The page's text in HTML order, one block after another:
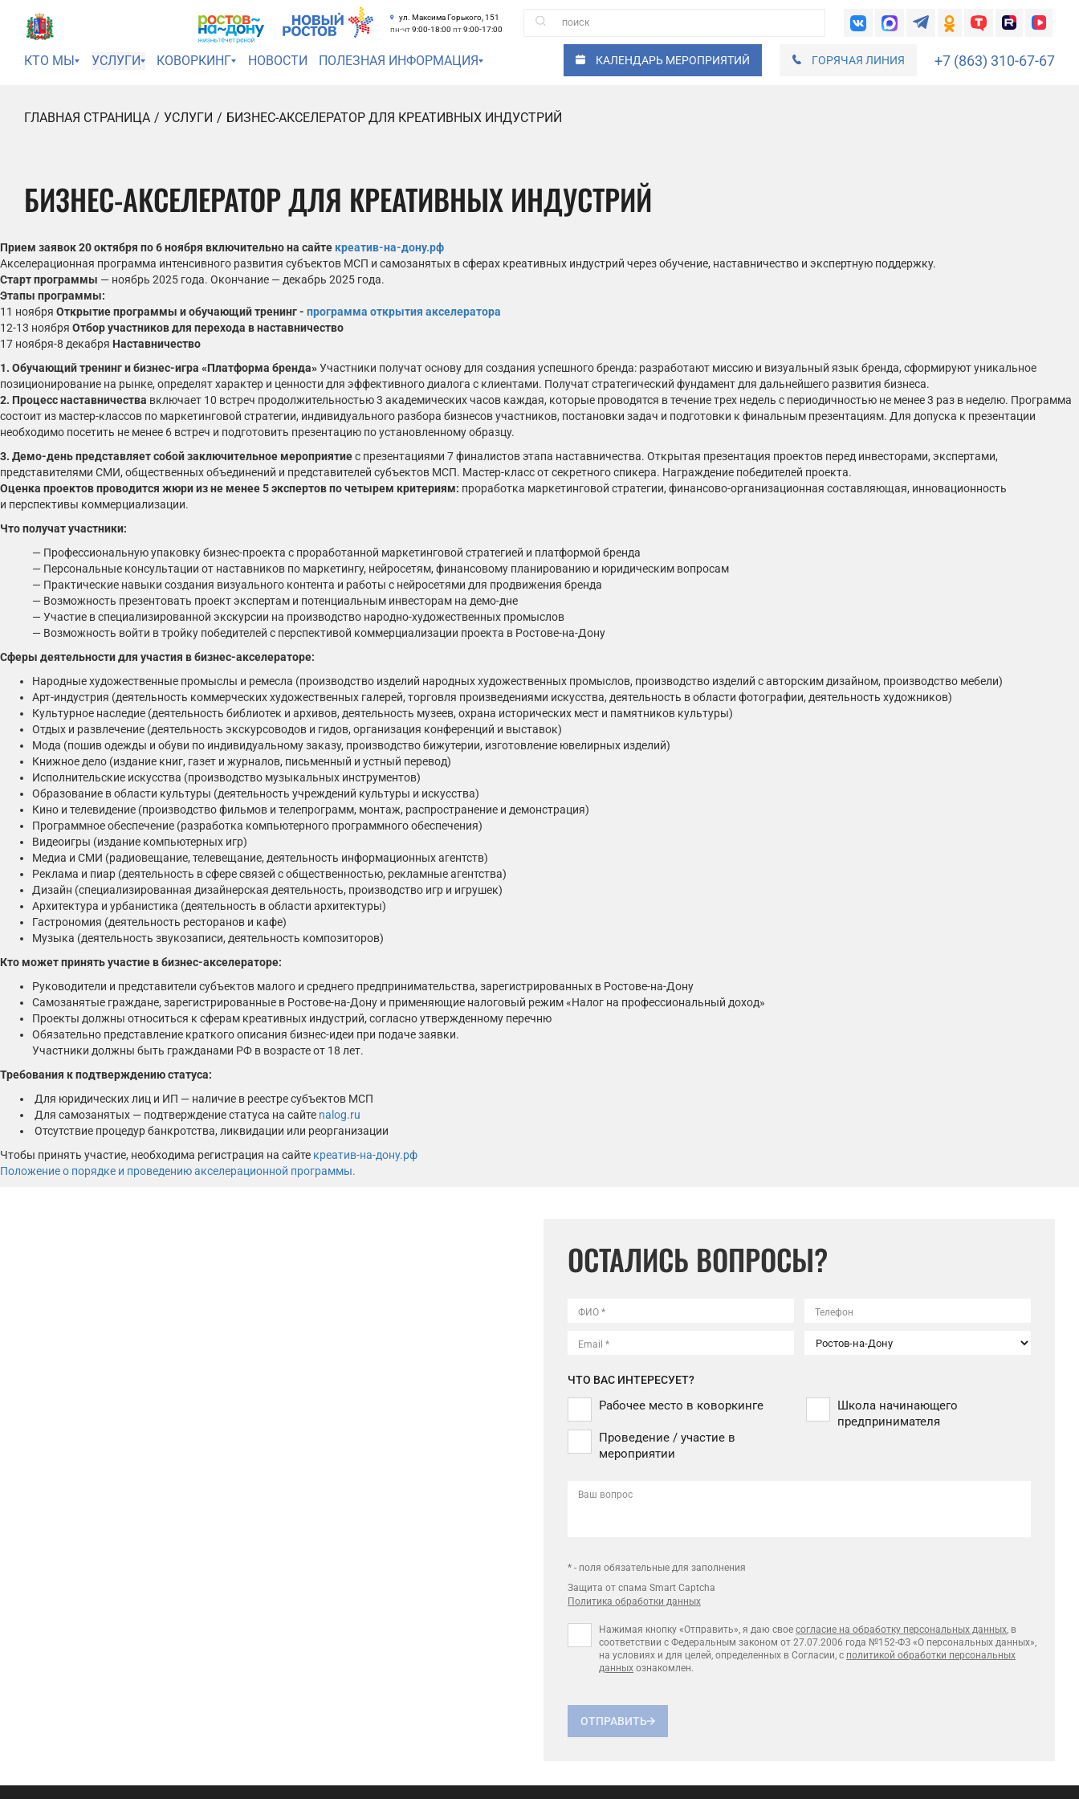
ул. Максима Горького, 151
пн-чт9:00-18:00 пт9:00-17:00
КТО МЫ УСЛУГИ КОВОРКИНГ НОВОСТИ ПОЛЕЗНАЯ ИНФОРМАЦИЯ КАЛЕНДАРЬ МЕРОПРИЯТИЙ ГОРЯЧАЯ ЛИНИЯ +7 (863) 310-67-67
ГЛАВНАЯ СТРАНИЦА УСЛУГИ БИЗНЕС-АКСЕЛЕРАТОР ДЛЯ КРЕАТИВНЫХ ИНДУСТРИЙ
БИЗНЕС-АКСЕЛЕРАТОР ДЛЯ КРЕАТИВНЫХ ИНДУСТРИЙ
Прием заявок 20 октября по 6 ноября включительно на сайте креатив-на-дону.рф
Акселерационная программа интенсивного развития субъектов МСП и самозанятых в сферах креативных индустрий через обучение, наставничество и экспертную поддержку.
Старт программы — ноябрь 2025 года. Окончание — декабрь 2025 года.
Этапы программы:
11 ноября Открытие программы и обучающий тренинг - программа открытия акселератора
12-13 ноября Отбор участников для перехода в наставничество
17 ноября-8 декабря Наставничество
1. Обучающий тренинг и бизнес-игра «Платформа бренда»Участники получат основу для создания успешного бренда: разработают миссию и визуальный язык бренда, сформируют уникальное
позиционирование на рынке, определят характер и ценности для эффективного диалога с клиентами. Получат стратегический фундамент для дальнейшего развития бизнеса.
2. Процесс наставничества включает 10 встреч продолжительностью 3 академических часов каждая, которые проводятся в течение трех недель с периодичностью не менее 3 раз в неделю. Программа
состоит из мастер-классов по маркетинговой стратегии, индивидуального разбора бизнесов участников, постановки задач и подготовки к финальным презентациям. Для допуска к презентации
необходимо посетить не менее 6 встреч и подготовить презентацию по установленному образцу.
3. Демо-день представляет собой заключительное мероприятиес презентациями 7 финалистов этапа наставничества. Открытая презентация проектов перед инвесторами, экспертами,
представителями СМИ, общественных объединений и представителей субъектов МСП. Мастер-класс от секретного спикера. Награждение победителей проекта.
Оценка проектов проводится жюри из не менее 5 экспертов по четырем критериям: проработка маркетинговой стратегии, финансово-организационная составляющая, инновационность
и перспективы коммерциализации.
Что получат участники:
— Профессиональную упаковку бизнес-проекта с проработанной маркетинговой стратегией и платформой бренда
— Персональные консультации от наставников по маркетингу, нейросетям, финансовому планированию и юридическим вопросам
— Практические навыки создания визуального контента и работы с нейросетями для продвижения бренда
— Возможность презентовать проект экспертам и потенциальным инвесторам на демо-дне
— Участие в специализированной экскурсии на производство народно-художественных промыслов
— Возможность войти в тройку победителей с перспективой коммерциализации проекта в Ростове-на-Дону
Сферы деятельности для участия в бизнес-акселераторе:
Народные художественные промыслы и ремесла (производство изделий народных художественных промыслов, производство изделий с авторским дизайном, производство мебели)
Арт-индустрия (деятельность коммерческих художественных галерей, торговля произведениями искусства, деятельность в области фотографии, деятельность художников)
Культурное наследие (деятельность библиотек и архивов, деятельность музеев, охрана исторических мест и памятников культуры)
Отдых и развлечение (деятельность экскурсоводов и гидов, организация конференций и выставок)
Мода (пошив одежды и обуви по индивидуальному заказу, производство бижутерии, изготовление ювелирных изделий)
Книжное дело (издание книг, газет и журналов, письменный и устный перевод)
Исполнительские искусства (производство музыкальных инструментов)
Образование в области культуры (деятельность учреждений культуры и искусства)
Кино и телевидение (производство фильмов и телепрограмм, монтаж, распространение и демонстрация)
Программное обеспечение (разработка компьютерного программного обеспечения)
Видеоигры (издание компьютерных игр)
Медиа и СМИ (радиовещание, телевещание, деятельность информационных агентств)
Реклама и пиар (деятельность в сфере связей с общественностью, рекламные агентства)
Дизайн (специализированная дизайнерская деятельность, производство игр и игрушек)
Архитектура и урбанистика (деятельность в области архитектуры)
Гастрономия (деятельность ресторанов и кафе)
Музыка (деятельность звукозаписи, деятельность композиторов)
Кто может принять участие в бизнес-акселераторе:
Руководители и представители субъектов малого и среднего предпринимательства, зарегистрированных в Ростове-на-Дону
Самозанятые граждане, зарегистрированные в Ростове-на-Дону и применяющие налоговый режим «Налог на профессиональный доход»
Проекты должны относиться к сферам креативных индустрий, согласно утвержденному перечню
Обязательно представление краткого описания бизнес-идеи при подаче заявки.
Участники должны быть гражданами РФ в возрасте от 18 лет.
Требования к подтверждению статуса:
Для юридических лиц и ИП — наличие в реестре субъектов МСП
Для самозанятых — подтверждение статуса на сайте nalog.ru
Отсутствие процедур банкротства, ликвидации или реорганизации
Чтобы принять участие, необходима регистрация на сайте креатив-на-дону.рф
Положение о порядке и проведению акселерационной программы.
ОСТАЛИСЬ ВОПРОСЫ?
ФИО * Телефон
Email *
ЧТО ВАС ИНТЕРЕСУЕТ?
Рабочее место в коворкинге
Проведение / участие в
мероприятии
Школа начинающего
предпринимателя
Ваш вопрос
* - поля обязательные для заполнения
Защита от спама Smart Captcha
Политика обработки данных
Нажимая кнопку «Отправить», я даю свое согласие на обработку персональных данных, в
соответствии с Федеральным законом от 27.07.2006 года №152-ФЗ «О персональных данных»,
на условиях и для целей, определенных в Согласии, с политикой обработки персональных
данных ознакомлен.
ОТПРАВИТЬ